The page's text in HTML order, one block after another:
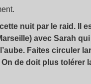
nuit par le raid. Il
avec Sarah
Faites circuler
de doit plus tolérer